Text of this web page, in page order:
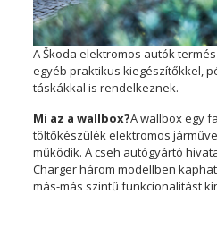
A Škoda elektromos autók
egyéb praktikus kiegészítőkkel,
táskákkal is rendelkeznek.
Mi az a wallbox?A wallbox egy
töltőkészülék elektromos
működik. A cseh autógyártó
Charger három modellben
más-más szintű funkcionalitást